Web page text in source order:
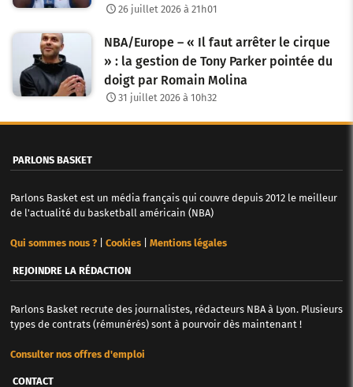
26 juillet 2026 à 21h01
NBA/Europe – « Il faut arrêter le cirque
» : la gestion de Tony Parker pointée du
doigt par Romain Molina
31 juillet 2026 à 10h32
PARLONS BASKET
Parlons Basket est un média français qui couvre depuis 2012 le meilleur
de l'actualité du basketball américain (NBA)
Qui sommes nous ?| Cookies| Mentions légales
REJOINDRE LA RÉDACTION
Parlons Basket recrute des journalistes, rédacteurs NBA à Lyon. Plusieurs
types de contrats (rémunérés) sont à pourvoir dès maintenant !
Consulter nos offres d'emploi
CONTACT